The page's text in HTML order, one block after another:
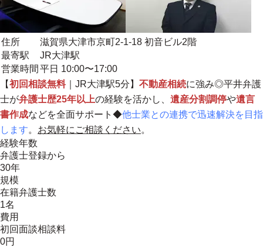
住所
滋賀県大津市京町2-1-18 初音ビル2階
最寄駅
JR大津駅
営業時間 平日 10:00〜17:00
【初回相談無料｜JR大津駅5分】 不動産相続に強み◎平井弁護
士が弁護士歴25年以上の経験を活かし、 遺産分割調停や遺言
書作成などを全面サポート◆他士業との連携で迅速解決を目指
します。 お気軽にご相談ください。
経験年数
弁護士登録から
30年
規模
在籍弁護士数
1名
費用
初回面談相談料
0円